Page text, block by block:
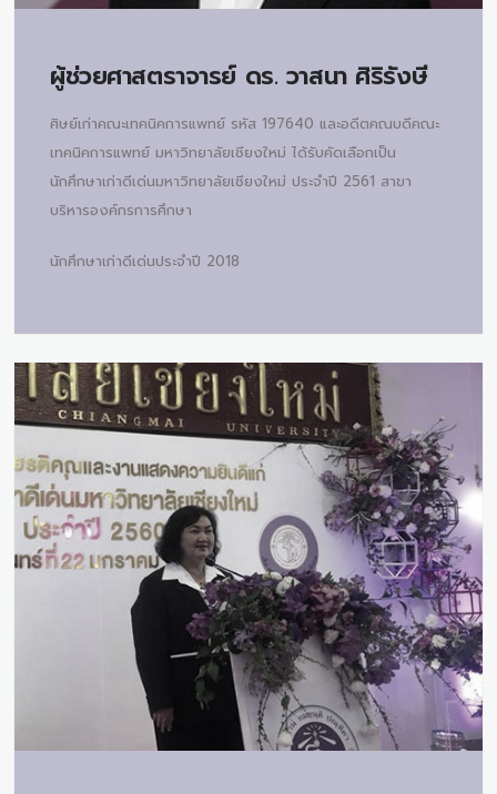
ผู้ช่วยศาสตราจารย์ ดร. วาสนา ศิริรังษี
ศิษย์เก่าคณะเทคนิคการแพทย์ รหัส 197640 และอดีตคณบดีคณะ
เทคนิคการแพทย์ มหาวิทยาลัยเชียงใหม่ ได้รับคัดเลือกเป็น
นักศึกษาเก่าดีเด่นมหาวิทยาลัยเชียงใหม่ ประจำปี 2561 สาขา
บริหารองค์กรการศึกษา
นักศึกษาเก่าดีเด่นประจำปี 2018